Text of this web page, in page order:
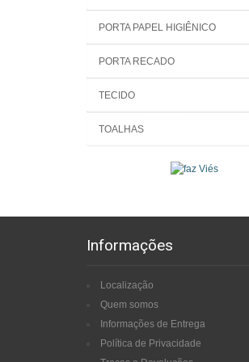
PORTA PAPEL HIGIÊNICO
PORTA RECADO
TECIDO
TOALHAS
Informações
Localização
Quem somos
Informações de Entrega
Política de Privacidade